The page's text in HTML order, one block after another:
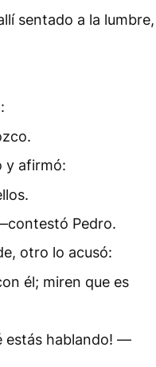
sentado a la lumbre,
y afirmó:
Pedro.
otro lo acusó:
él; miren que es
estás hablando! —